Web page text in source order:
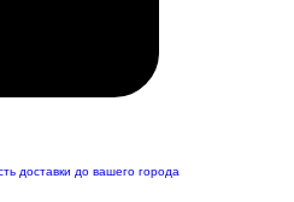
доставки до вашего города